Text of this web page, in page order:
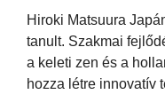
Hiroki Matsuura
tanult. Szakmai
a keleti zen és a
hozza létre innovatív